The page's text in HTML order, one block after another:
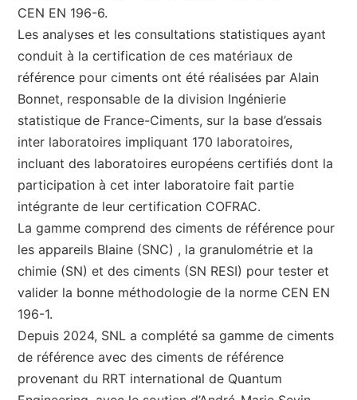
CEN EN 196-6.
Les analyses et les consultations statistiques ayant
conduit à la certification de ces matériaux de
référence pour ciments ont été réalisées par Alain
Bonnet, responsable de la division Ingénierie
statistique de France-Ciments, sur la base d’essais
inter laboratoires impliquant 170 laboratoires,
incluant des laboratoires européens certifiés dont la
participation à cet inter laboratoire fait partie
intégrante de leur certification COFRAC.
La gamme comprend des ciments de référence pour
les appareils Blaine (SNC) , la granulométrie et la
chimie (SN) et des ciments (SN RESI) pour tester et
valider la bonne méthodologie de la norme CEN EN
196-1.
Depuis 2024, SNL a complété sa gamme de ciments
de référence avec des ciments de référence
provenant du RRT international de Quantum